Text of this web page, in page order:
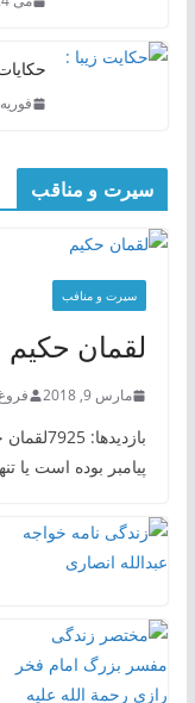
فوریه 13, 2023
سیرت و مناقب
سیرت و منافب
لقمان حکیم
مارس 9, 2018
پیامبر بوده است یا